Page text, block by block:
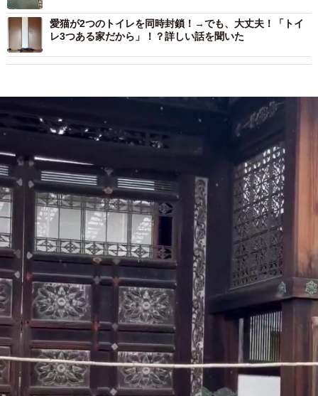
愛猫が2つのトイレを同時封鎖！→でも、大丈夫！「トイ
レ3つある家だから」！？詳しい話を聞いた